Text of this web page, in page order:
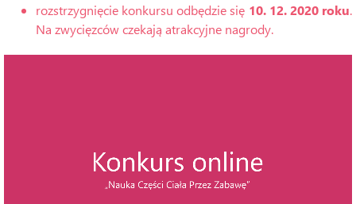
rozstrzygnięcie konkursu odbędzie się 10. 12. 2020 roku.
Na zwycięzców czekają atrakcyjne nagrody.